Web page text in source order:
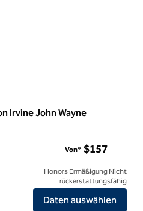
Irvine John Wayne
by Hilton Irvine John Wayne
Von* $157
Honors Ermäßigung Nicht
rückerstattungsfähig
Daten auswählen